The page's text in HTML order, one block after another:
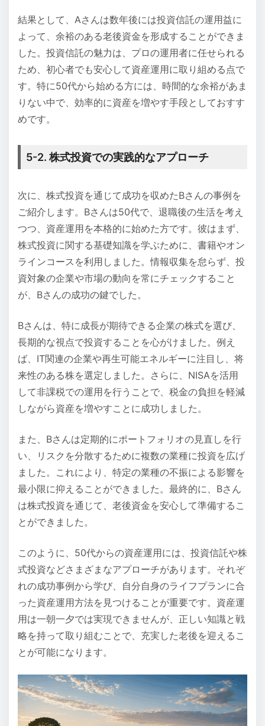
結果として、Aさんは数年後には投資信託の運用益に
よって、余裕のある老後資金を形成することができま
した。投資信託の魅力は、プロの運用者に任せられる
ため、初心者でも安心して資産運用に取り組める点で
す。特に50代から始める方には、時間的な余裕があま
りない中で、効率的に資産を増やす手段としておすす
めです。
5-2. 株式投資での実践的なアプローチ
次に、株式投資を通じて成功を収めたBさんの事例を
ご紹介します。Bさんは50代で、退職後の生活を考え
つつ、資産運用を本格的に始めた方です。彼はまず、
株式投資に関する基礎知識を学ぶために、書籍やオン
ラインコースを利用しました。情報収集を怠らず、投
資対象の企業や市場の動向を常にチェックすること
が、Bさんの成功の鍵でした。
Bさんは、特に成長が期待できる企業の株式を選び、
長期的な視点で投資することを心がけました。例え
ば、IT関連の企業や再生可能エネルギーに注目し、将
来性のある株を選定しました。さらに、NISAを活用
して非課税での運用を行うことで、税金の負担を軽減
しながら資産を増やすことに成功しました。
また、Bさんは定期的にポートフォリオの見直しを行
い、リスクを分散するために複数の業種に投資を広げ
ました。これにより、特定の業種の不振による影響を
最小限に抑えることができました。最終的に、Bさん
は株式投資を通じて、老後資金を安心して準備するこ
とができました。
このように、50代からの資産運用には、投資信託や株
式投資などさまざまなアプローチがあります。それぞ
れの成功事例から学び、自分自身のライフプランに合
った資産運用方法を見つけることが重要です。資産運
用は一朝一夕では実現できませんが、正しい知識と戦
略を持って取り組むことで、充実した老後を迎えるこ
とが可能になります。